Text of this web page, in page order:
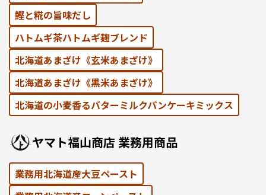
鰹と糀の旨味だし
ハトムギ茶ハトムギ麹ブレンド
北海道あまざけ《⽞⽶あまざけ》
北海道あまざけ《黒⽶あまざけ》
北海道の⼩⻨⾹るバターミルクパンケーキミックス
ヤマト福⼭商店 業務⽤商品
業務用北海道産大豆ペースト